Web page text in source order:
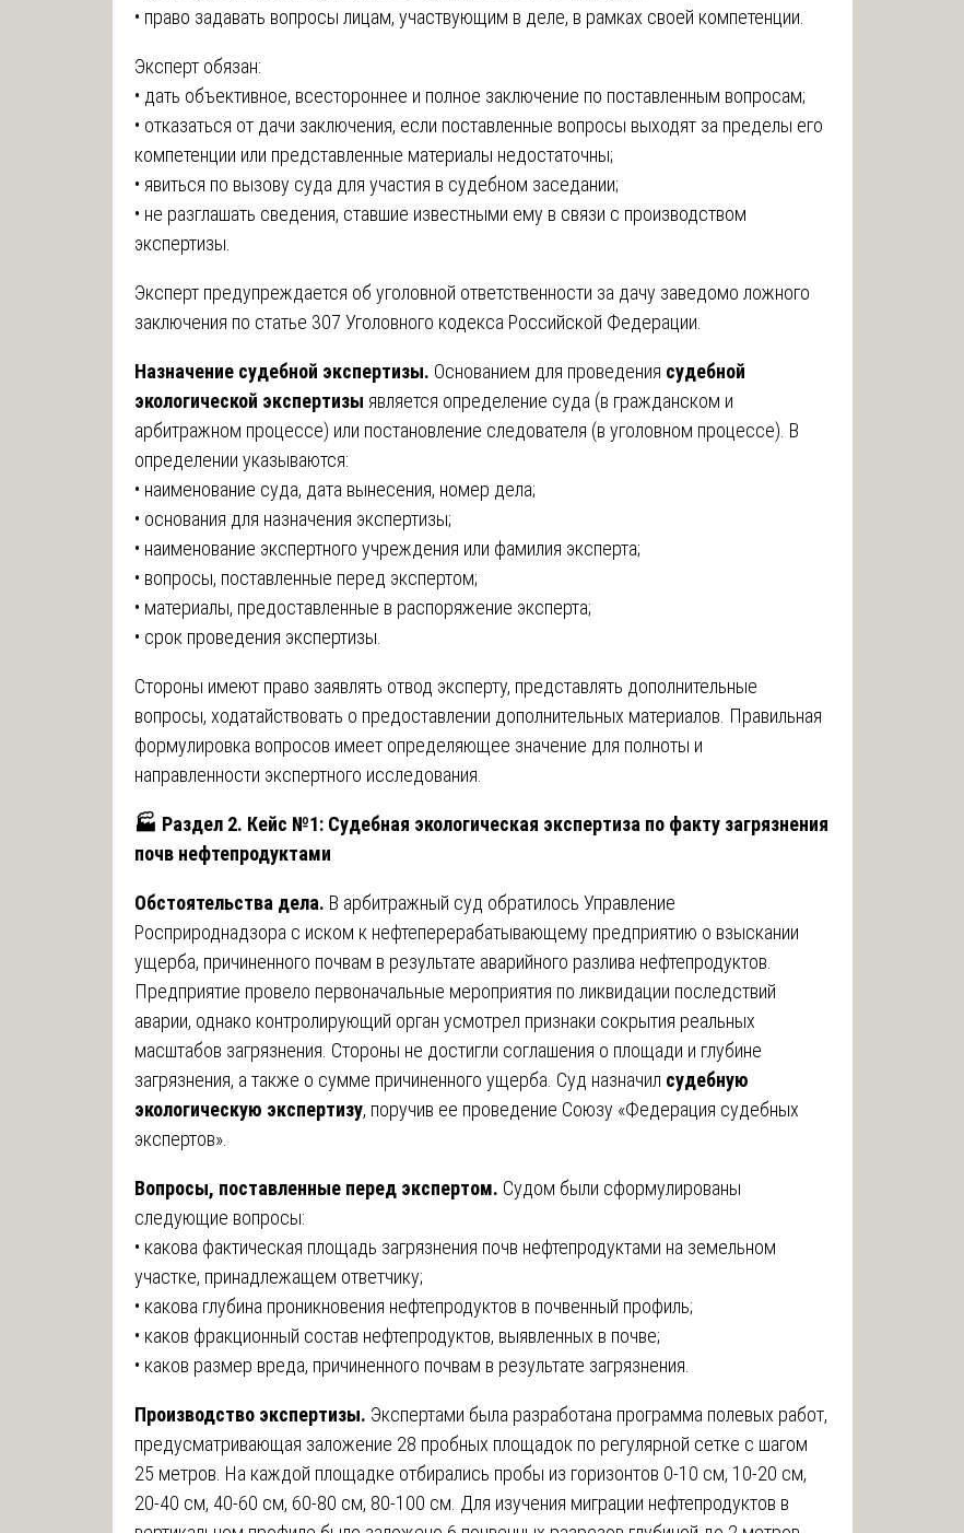
• право задавать вопросы лицам, участвующим в деле, в рамках своей компетенции.
Эксперт обязан:
• дать объективное, всестороннее и полное заключение по поставленным вопросам;
• отказаться от дачи заключения, если поставленные вопросы выходят за пределы его
компетенции или представленные материалы недостаточны;
• явиться по вызову суда для участия в судебном заседании;
• не разглашать сведения, ставшие известными ему в связи с производством
экспертизы.
Эксперт предупреждается об уголовной ответственности за дачу заведомо ложного
заключения по статье 307 Уголовного кодекса Российской Федерации.
Назначение судебной экспертизы. Основанием для проведения судебной
экологической экспертизы является определение суда (в гражданском и
арбитражном процессе) или постановление следователя (в уголовном процессе). В
определении указываются:
• наименование суда, дата вынесения, номер дела;
• основания для назначения экспертизы;
• наименование экспертного учреждения или фамилия эксперта;
• вопросы, поставленные перед экспертом;
• материалы, предоставленные в распоряжение эксперта;
• срок проведения экспертизы.
Стороны имеют право заявлять отвод эксперту, представлять дополнительные
вопросы, ходатайствовать о предоставлении дополнительных материалов. Правильная
формулировка вопросов имеет определяющее значение для полноты и
направленности экспертного исследования.
🏭 Раздел 2. Кейс №1: Судебная экологическая экспертиза по факту загрязнения
почв нефтепродуктами
Обстоятельства дела. В арбитражный суд обратилось Управление
Росприроднадзора с иском к нефтеперерабатывающему предприятию о взыскании
ущерба, причиненного почвам в результате аварийного разлива нефтепродуктов.
Предприятие провело первоначальные мероприятия по ликвидации последствий
аварии, однако контролирующий орган усмотрел признаки сокрытия реальных
масштабов загрязнения. Стороны не достигли соглашения о площади и глубине
загрязнения, а также о сумме причиненного ущерба. Суд назначил судебную
экологическую экспертизу, поручив ее проведение Союзу «Федерация судебных
экспертов».
Вопросы, поставленные перед экспертом. Судом были сформулированы
следующие вопросы:
• какова фактическая площадь загрязнения почв нефтепродуктами на земельном
участке, принадлежащем ответчику;
• какова глубина проникновения нефтепродуктов в почвенный профиль;
• каков фракционный состав нефтепродуктов, выявленных в почве;
• каков размер вреда, причиненного почвам в результате загрязнения.
Производство экспертизы. Экспертами была разработана программа полевых работ,
предусматривающая заложение 28 пробных площадок по регулярной сетке с шагом
25 метров. На каждой площадке отбирались пробы из горизонтов 0-10 см, 10-20 см,
20-40 см, 40-60 см, 60-80 см, 80-100 см. Для изучения миграции нефтепродуктов в